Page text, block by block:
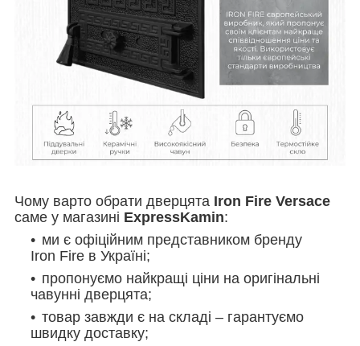
Чому варто обрати дверцята Iron Fire Versace
саме у магазині ExpressKamin:
ми є офіційним представником бренду
Iron Fire в Україні;
пропонуємо найкращі ціни на оригінальні
чавунні дверцята;
товар завжди є на складі – гарантуємо
швидку доставку;